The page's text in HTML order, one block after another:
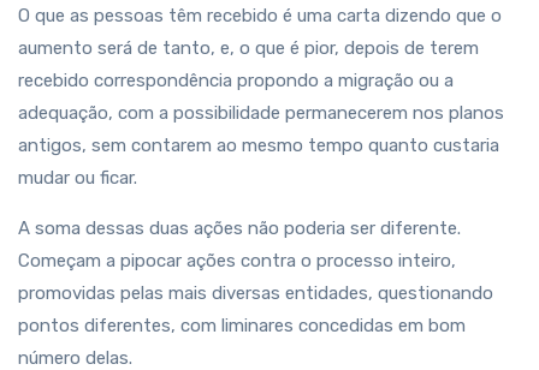
O que as pessoas têm recebido é uma carta dizendo que o
aumento será de tanto, e, o que é pior, depois de terem
recebido correspondência propondo a migração ou a
adequação, com a possibilidade permanecerem nos planos
antigos, sem contarem ao mesmo tempo quanto custaria
mudar ou ficar.
A soma dessas duas ações não poderia ser diferente.
Começam a pipocar ações contra o processo inteiro,
promovidas pelas mais diversas entidades, questionando
pontos diferentes, com liminares concedidas em bom
número delas.